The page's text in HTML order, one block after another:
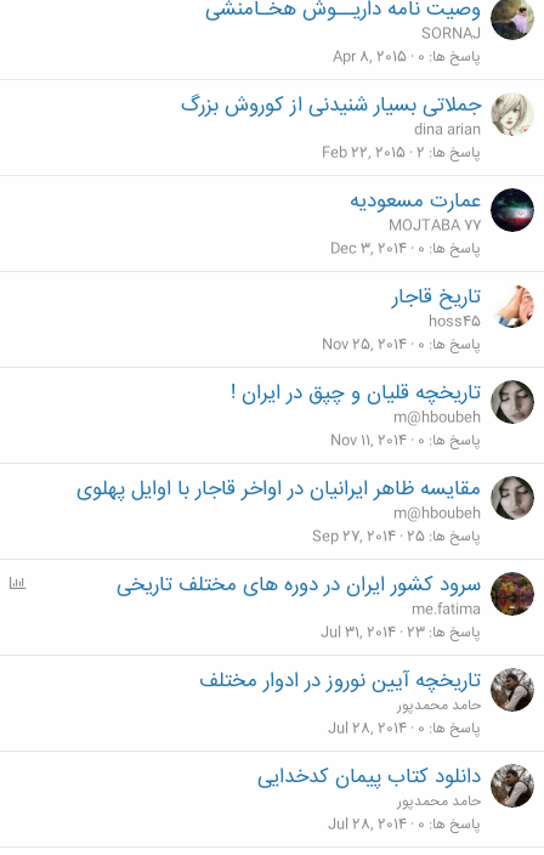
وصیت نامه داریــوش هخـامنشی
SORNAJ
پاسخ ها 0
Apr 8, 2015
جملاتی بسیار شنیدنی از کوروش بزرگ
dina arian
پاسخ ها 2
Feb 22, 2015
عمارت مسعودیه
MOJTABA 77
پاسخ ها 0
Dec 3, 2014
تاریخ قاجار
hoss45
پاسخ ها 0
Nov 25, 2014
تاریخچه قلیان و چپق در ایران !
m@hboubeh
پاسخ ها 0
Nov 11, 2014
مقایسه ظاهر ایرانیان در اواخر قاجار با اوایل پهلوی
m@hboubeh
پاسخ ها 25
Sep 27, 2014
P
سرود کشور ایران در دوره های مختلف تاریخی
me.fatima
پاسخ ها 23
Jul 31, 2014
تاریخچه آیین نوروز در ادوار مختلف
حامد محمدپور
پاسخ ها 0
Jul 28, 2014
دانلود کتاب پیمان کدخدایی
حامد محمدپور
پاسخ ها 0
Jul 28, 2014